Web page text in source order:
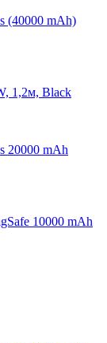
(40000 mAh)
1,2м, Black
20000 mAh
10000 mAh